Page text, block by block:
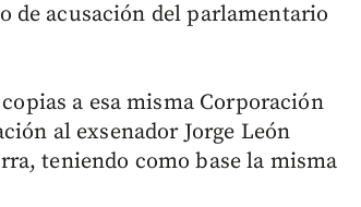
de acusación del parlamentario
a esa misma Corporación
al exsenador Jorge León
teniendo como base la misma